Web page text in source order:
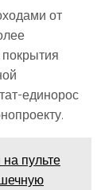
от
единорос
пульте